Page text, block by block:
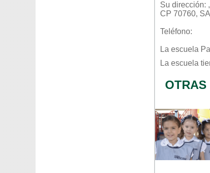
Su dirección:
CP 70760,
Teléfono:
La escuela
La escuela
OTRAS